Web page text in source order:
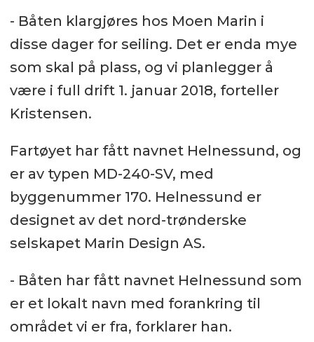
- Båten klargjøres hos Moen Marin i
disse dager for seiling. Det er enda mye
som skal på plass, og vi planlegger å
være i full drift 1. januar 2018, forteller
Kristensen.
Fartøyet har fått navnet Helnessund, og
er av typen MD-240-SV, med
byggenummer 170. Helnessund er
designet av det nord-trønderske
selskapet Marin Design AS.
- Båten har fått navnet Helnessund som
er et lokalt navn med forankring til
området vi er fra, forklarer han.